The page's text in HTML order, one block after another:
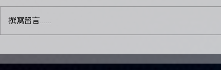
全新 艾三下 AI歌手原創單曲
系列上架啦！
【不如就你
書遇 多平
撰寫留言......